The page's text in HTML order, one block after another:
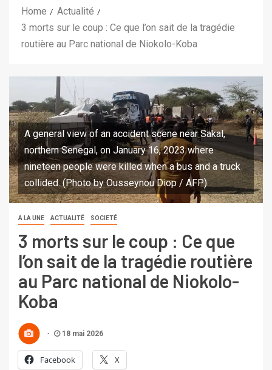
Home
Actualité
3 morts sur le coup : Ce que l’on sait de la tragédie
routière au Parc national de Niokolo-Koba
A general view of an accident scene near Sakal,
northern Senegal, on January 16, 2023 where
nineteen people were killed when a bus and a truck
collided. (Photo by Ousseynou Diop / AFP)
A LA UNE ACTUALITÉ SOCIETÉ
3 morts sur le coup : Ce que
l’on sait de la tragédie routière
au Parc national de Niokolo-
Koba
18 mai 2026
Facebook X